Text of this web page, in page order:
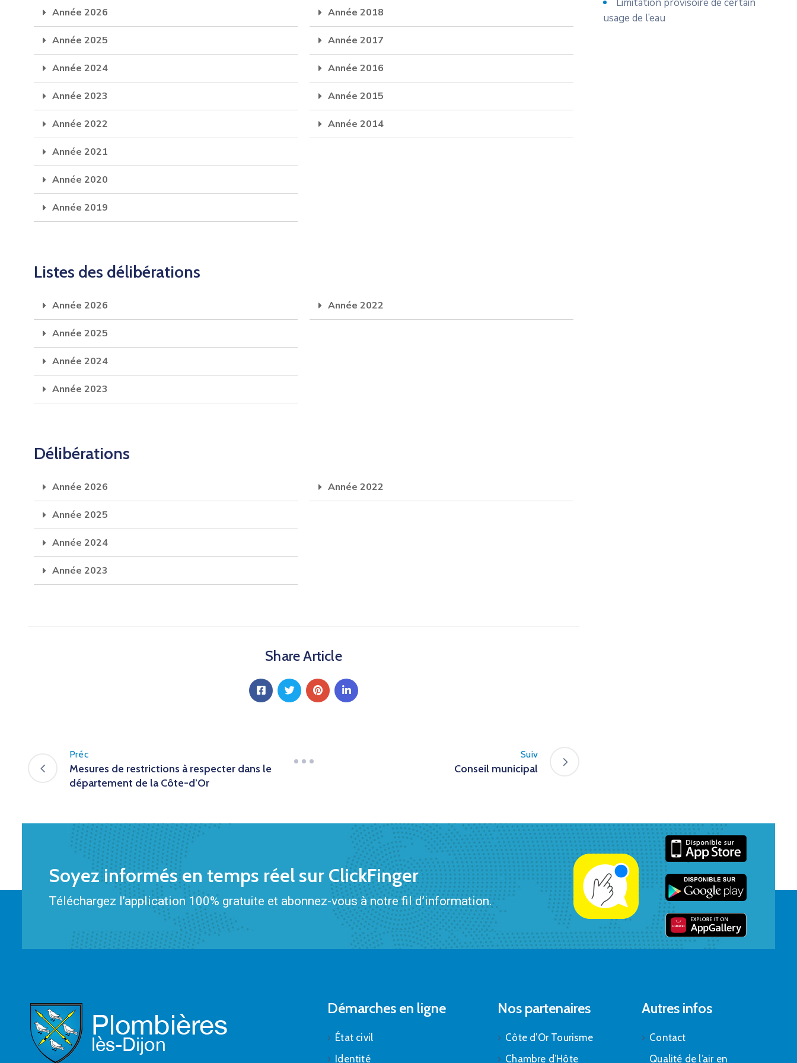
Année 2026
Année 2025
Année 2024
Année 2023
Année 2022
Année 2021
Année 2020
Année 2019
Année 2018
Année 2017
Année 2016
Année 2015
Année 2014
Listes des délibérations
Année 2026
Année 2025
Année 2024
Année 2023
Année 2022
Délibérations
Année 2026
Année 2025
Année 2024
Année 2023
Année 2022
Share Article
Préc
Mesures de restrictions à respecter dans le
département de la Côte-d’Or
Suiv
Conseil municipal
usage de l’eau
Soyez informés en temps réel sur ClickFinger
Téléchargez l’application 100% gratuite et abonnez-vous à notre fil d’information.
Démarches en ligne
État civil
Identité
Nos partenaires
Côte d’Or Tourisme
Chambre d’Hôte
Autres infos
Contact
Qualité de l’air en